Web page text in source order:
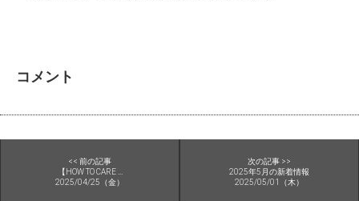
コメント
<< 前の記事
【HOW TO CARE ...
2025/04/25（金）
次の記事 >>
2025年5月の新着情報
2025/05/01（木）